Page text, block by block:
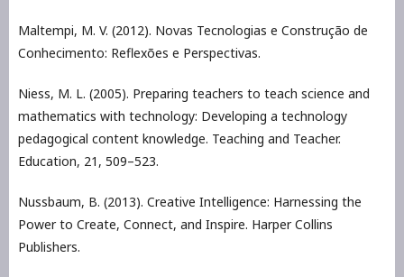
Maltempi, M. V. (2012). Novas Tecnologias e Construção de
Conhecimento: Reflexões e Perspectivas.
Niess, M. L. (2005). Preparing teachers to teach science and
mathematics with technology: Developing a technology
pedagogical content knowledge. Teaching and Teacher.
Education, 21, 509–523.
Nussbaum, B. (2013). Creative Intelligence: Harnessing the
Power to Create, Connect, and Inspire. Harper Collins
Publishers.